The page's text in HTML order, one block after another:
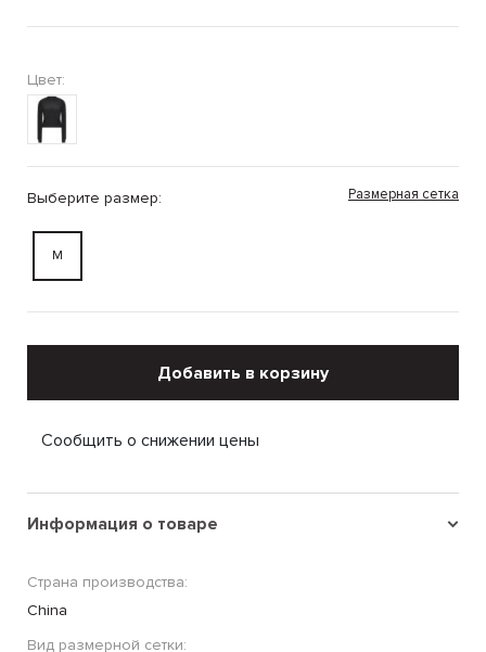
Цвет:
Выберите размер:
M
Размерная сетка
Добавить в корзину
Сообщить о снижении цены
Информация о товаре
Страна производства:
China
Вид размерной сетки: